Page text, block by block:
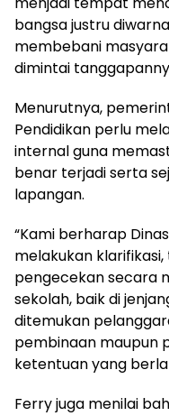
bangsa justru
membebani
dimintai
Menurutnya,
Pendidikan perlu
internal guna
benar terjadi serta
lapangan.
“Kami berharap
melakukan
pengecekan secara
sekolah, baik di
ditemukan
pembinaan maupun
ketentuan yang
Ferry juga menilai